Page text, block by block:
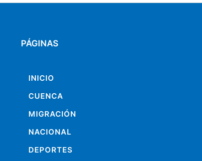
PÁGINAS
INICIO
CUENCA
MIGRACIÓN
NACIONAL
DEPORTES